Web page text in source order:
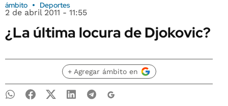
ámbito Deportes
2 de abril 2011 - 11:55
¿La última locura de Djokovic?
+ Agregar ámbito en